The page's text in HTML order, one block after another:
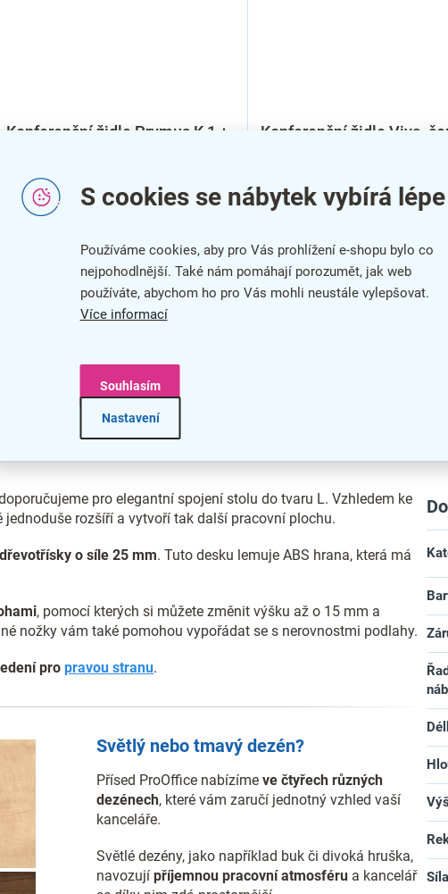
S cookies se nábytek vybírá lépe
Používáme cookies, aby pro Vás prohlížení e-shopu bylo co
nejpohodlnější. Také nám pomáhají porozumět, jak web
používáte, abychom ho pro Vás mohli neustále vylepšovat.
Více informací
Nastavení
Souhlasím
Konferenční židle Prymus K 1 +
Konferenční židle Viva,
pro elegantní spojení stolu do tvaru L. Vzhledem ke
jednoduše rozšíří a vytvoří tak další pracovní plochu.
o síle 25 mm. Tuto desku lemuje ABS hrana, která má
, pomocí kterých si můžete změnit výšku až o 15 mm a
nožky vám také pomohou vypořádat se s nerovnostmi podlahy.
pro pravou stranu.
Světlý nebo tmavý dezén?
Přísed ProOffice nabízíme ve čtyřech různých
dezénech, které vám zaručí jednotný vzhled vaší
kanceláře.
Světlé dezény, jako například buk či divoká hruška,
navozujípříjemnou pracovní atmosféru a kancelář